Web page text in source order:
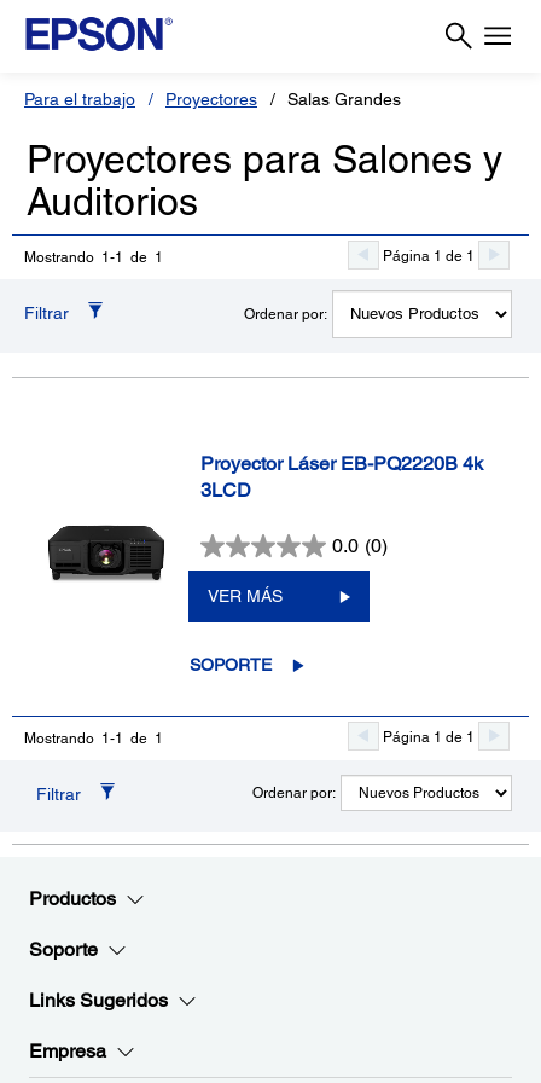
Para el trabajo Proyectores Salas Grandes
Proyectores para Salones y
Auditorios
Mostrando 1-1 de 1 Página 1 de 1
Filtrar Ordenar por:
Proyector Láser EB-PQ2220B 4k
3LCD
0.0 (0)
VER MÁS
SOPORTE
Mostrando 1-1 de 1 Página 1 de 1
Filtrar Ordenar por:
Productos
Soporte
Links Sugeridos
Empresa